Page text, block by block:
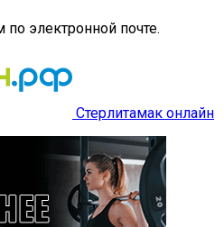
электронной почте.
Стерлитамак онлайн